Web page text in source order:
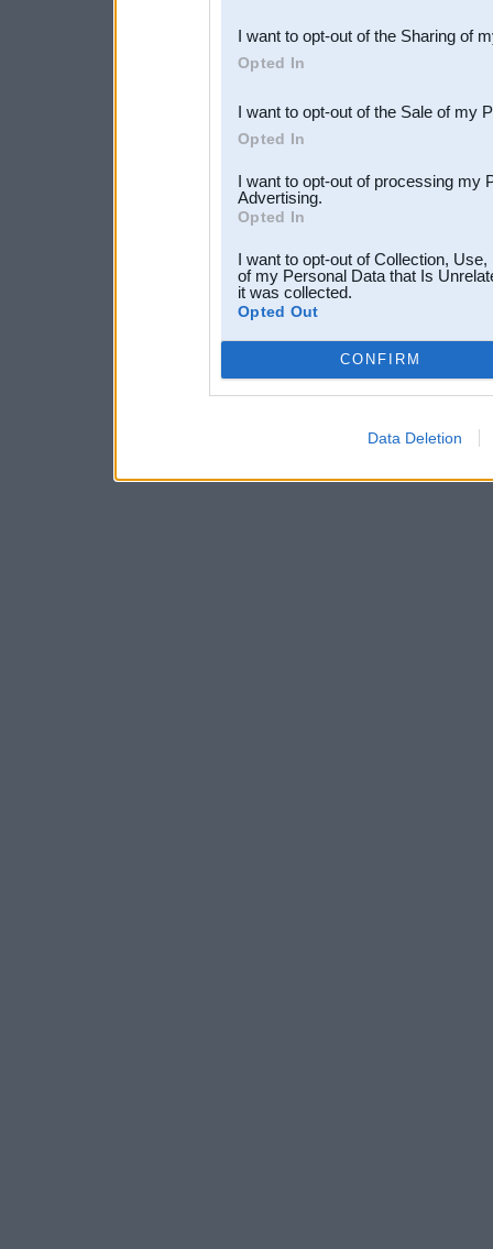
Downstream Participants
third parties.
I want to opt-out of the Sharing of
Opted In
I want to opt-out of the Sale of my
Opted In
I want to opt-out of processing my
Advertising.
Opted In
I want to opt-out of Collection,
of my Personal Data that Is
it was collected.
Opted Out
CONFIRM
Data Deletion